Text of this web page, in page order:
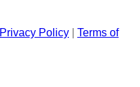
Privacy Policy
Terms of